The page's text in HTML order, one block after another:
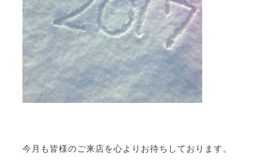
今月も皆様のご来店を心よりお待ちしております。